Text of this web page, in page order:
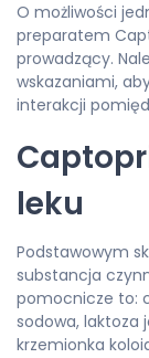
O możliwości
preparatem
prowadzący.
wskazaniami,
interakcji
leku
Podstawowym
substancja
pomocnicze to:
sodowa, laktoza
krzemionka